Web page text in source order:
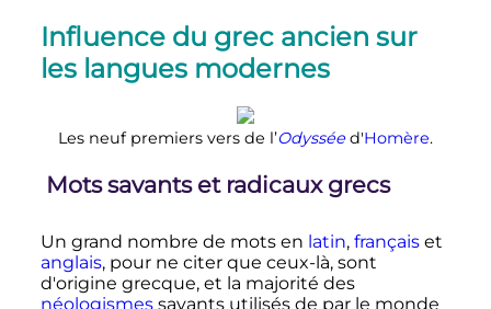
Influence du grec ancien sur
les langues modernes
Les neuf premiers vers de l’Odyssée d'Homère.
Mots savants et radicaux grecs
Un grand nombre de mots en latin, françaiset
anglais, pour ne citer que ceux-là, sont
d'origine grecque, et la majorité des
néologismessavants utilisés de par le monde